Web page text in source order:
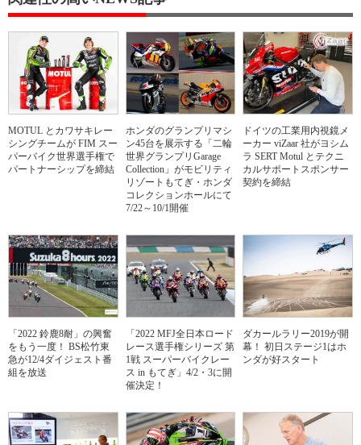
MOTUL とカワサキレー
シングチームが FIM スー
パーバイク世界選手権で
パートナーシップを締結
ホンダのグランプリマシ
ン45台を展示する「二輪
世界グランプリGarage
Collection」がモビリティ
リゾートもてぎ・ホンダ
コレクションホールにて
7/22～10/1開催
ドイツの工業用内視鏡メ
ーカー viZaar 社がヨシム
ラ SERT Motul とテクニ
カルサポートスポンサー
契約を締結
「2022 鈴鹿8耐」の興奮
をもう一度！ BS松竹東
急が12/4ダイジェスト番
組を放送
「2022 MFJ全日本ロード
レース選手権シリーズ 第
1戦 スーパーバイクレー
ス in もてぎ」4/2・3に開
催決定！
ダカールラリー2019が開
幕！ 初日ステージ1はホ
ンダが好スタート